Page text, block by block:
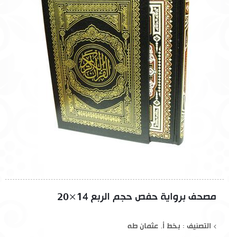
مصحف برواية حفص حجم الربع 14×20
التصنيف : بخط أ. عثمان طه